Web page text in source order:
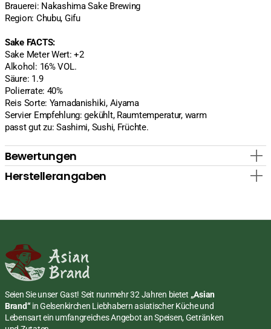
Brauerei: Nakashima Sake Brewing
Region: Chubu, Gifu
Sake FACTS:
Sake Meter Wert: +2
Alkohol: 16% VOL.
Säure: 1.9
Polierrate: 40%
Reis Sorte: Yamadanishiki, Aiyama
Servier Empfehlung: gekühlt, Raumtemperatur, warm
passt gut zu: Sashimi, Sushi, Früchte.
Bewertungen
Herstellerangaben
Seien Sie unser Gast! Seit nunmehr 32 Jahren bietet „Asian
Brand“ in Gelsenkirchen Liebhabern asiatischer Küche und
Lebensart ein umfangreiches Angebot an Speisen, Getränken